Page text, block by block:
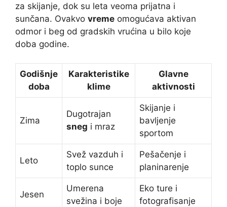
za skijanje, dok su leta veoma prijatna i
sunčana. Ovakvo vreme omogućava aktivan
odmor i beg od gradskih vrućina u bilo koje
doba godine.
Godišnje
doba
Karakteristike
klime
Glavne
aktivnosti
Zima
Dugotrajan
sneg i mraz
Skijanje i
bavljenje
sportom
Leto
Svež vazduh i
toplo sunce
Pešačenje i
planinarenje
Jesen
Umerena
svežina i boje
Eko ture i
fotografisanje